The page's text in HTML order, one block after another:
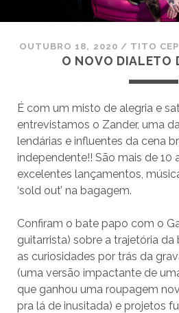
OUTUBRO 18, 2020 / TITO
O NOVO DIALETO
É com um misto de alegria e
entrevistamos o Zander, uma
lendárias e influentes da cena
independente!! São mais de 10
excelentes lançamentos,
‘sold out’ na bagagem.
Confiram o bate papo com o
guitarrista) sobre a trajetória da
as curiosidades por trás da
(uma versão impactante de
que ganhou uma roupagem
pra lá de inusitada) e projetos